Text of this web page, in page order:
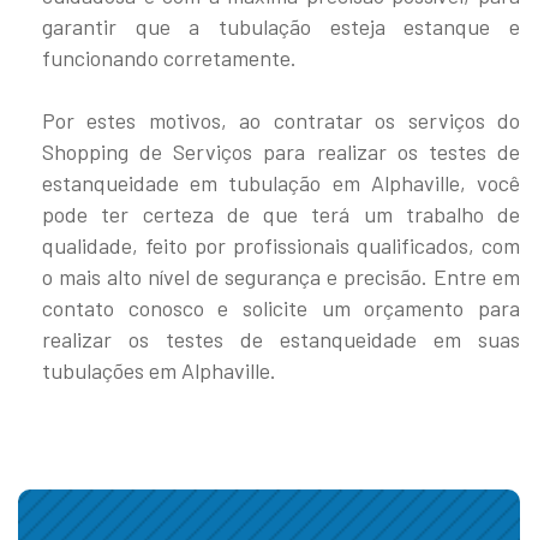
garantir que a tubulação esteja estanque e
funcionando corretamente.
Por estes motivos, ao contratar os serviços do
Shopping de Serviços para realizar os testes de
estanqueidade em tubulação em Alphaville, você
pode ter certeza de que terá um trabalho de
qualidade, feito por profissionais qualificados, com
o mais alto nível de segurança e precisão. Entre em
contato conosco e solicite um orçamento para
realizar os testes de estanqueidade em suas
tubulações em Alphaville.